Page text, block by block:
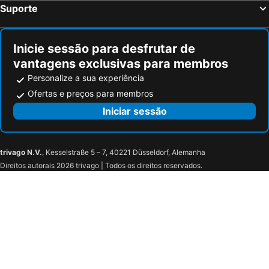
Suporte
Inicie sessão para desfrutar de
vantagens exclusivas para membros
Personalize a sua experiência
Ofertas e preços para membros
Iniciar sessão
trivago N.V., Kesselstraße 5 – 7, 40221 Düsseldorf, Alemanha
Direitos autorais 2026 trivago | Todos os direitos reservados.